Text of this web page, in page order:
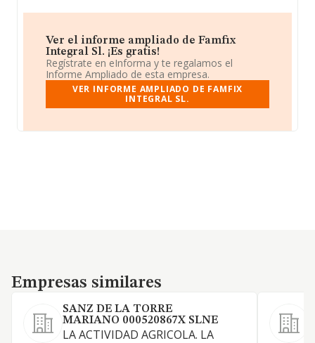
Ver el informe ampliado de Famfix
Integral Sl. ¡Es gratis!
Regístrate en eInforma y te regalamos el
Informe Ampliado de esta empresa.
VER INFORME AMPLIADO DE FAMFIX
INTEGRAL SL.
Empresas similares
Empresas similares
SANZ DE LA TORRE
MARIANO 000520867X SLNE
LA ACTIVIDAD AGRICOLA. LA